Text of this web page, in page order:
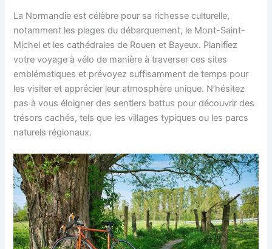
La Normandie est célèbre pour sa richesse culturelle,
notamment les plages du débarquement, le Mont-Saint-
Michel et les cathédrales de Rouen et Bayeux. Planifiez
votre voyage à vélo de manière à traverser ces sites
emblématiques et prévoyez suffisamment de temps pour
les visiter et apprécier leur atmosphère unique. N’hésitez
pas à vous éloigner des sentiers battus pour découvrir des
trésors cachés, tels que les villages typiques ou les parcs
naturels régionaux.